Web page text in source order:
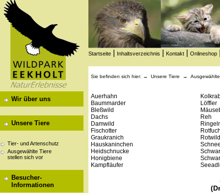
Startseite Inhaltsverzeichnis Kontakt Onlineshop
Wir über uns
Unsere Tiere
Tier- und Artenschutz
Ausgewählte Tiere
stellen sich vor
Besucher-
Informationen
Sie befinden sich hier: → Unsere Tiere →
Auerhahn
Baummarder
Löffler
Bleßwild
Dachs
Reh
Damwild
Fischotter
Graukranich
Rotwild
Hauskaninchen
Heidschnucke
Honigbiene
Kampfläufer